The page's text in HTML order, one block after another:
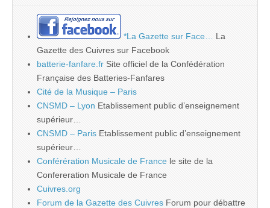
*La Gazette sur Face…
La
Gazette des Cuivres sur Facebook
batterie-fanfare.fr Site officiel de la Confédération
Française des Batteries-Fanfares
Cité de la Musique – Paris
CNSMD – Lyon Etablissement public d’enseignement
supérieur…
CNSMD – Paris Etablissement public d’enseignement
supérieur…
Conférération Musicale de France le site de la
Confereration Musicale de France
Cuivres.org
Forum de la Gazette des Cuivres Forum pour débattre